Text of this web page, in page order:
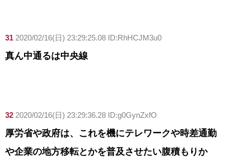
31 2020/02/16(日) 23:29:25.08 ID:RhHCJM3u0
真ん中通るは中央線
32 2020/02/16(日) 23:29:36.28 ID:g0GynZxfO
厚労省や政府は、これを機にテレワークや時差通勤
や企業の地方移転とかを普及させたい腹積もりか